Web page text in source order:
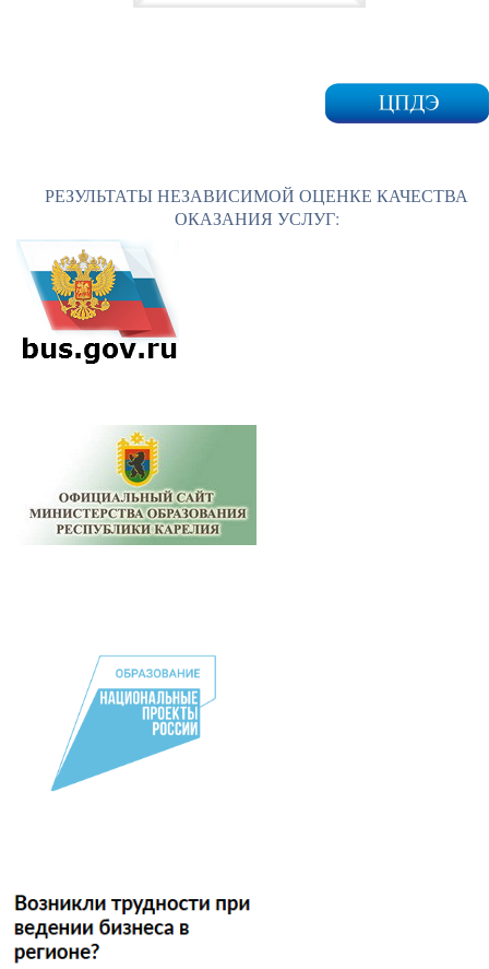
РЕЗУЛЬТАТЫ НЕЗАВИСИМОЙ ОЦЕНКЕ КАЧЕСТВА
ОКАЗАНИЯ УСЛУГ: